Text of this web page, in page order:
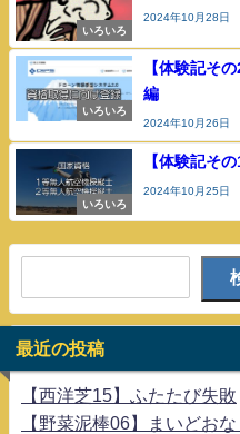
いろいろ
2024年10月28日
いろいろ
【体験記そ
編
2024年10月26日
いろいろ
【体験記そ
2024年10月25日
最近の投稿
【西洋芝15】ふたたび失敗
【野菜泥棒06】まいどおな